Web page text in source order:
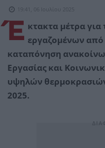
19:41, 06 Ιουλίου 2025
Έ κτακτα μέτρα
εργαζομένων από
καταπόνηση
Εργασίας και
υψηλών θερμοκρασιών
2025.